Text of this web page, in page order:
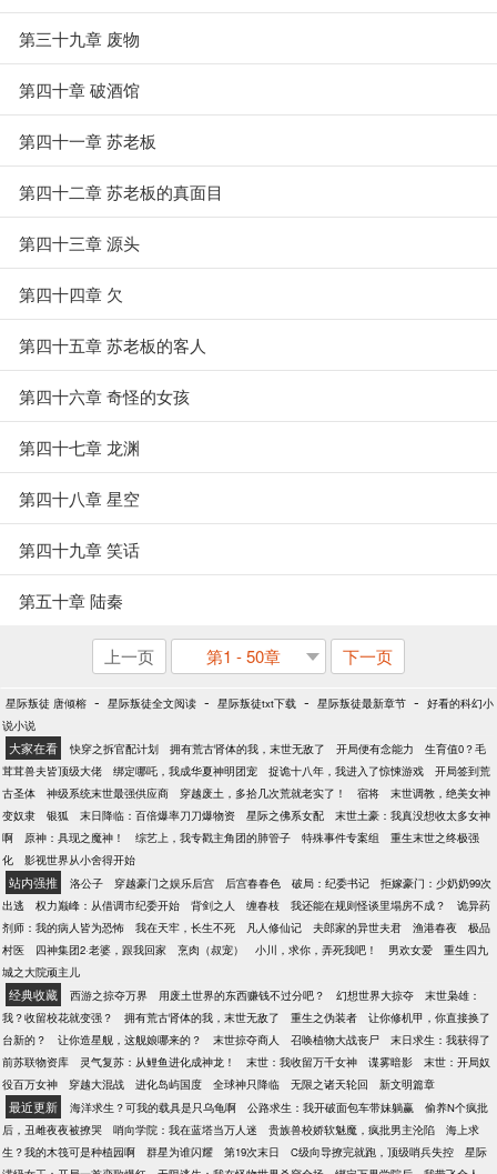
第三十九章 废物
第四十章 破酒馆
第四十一章 苏老板
第四十二章 苏老板的真面目
第四十三章 源头
第四十四章 欠
第四十五章 苏老板的客人
第四十六章 奇怪的女孩
第四十七章 龙渊
第四十八章 星空
第四十九章 笑话
第五十章 陆秦
上一页 第1 - 50章 下一页
星际叛徒 唐倾榕 - 星际叛徒全文阅读 - 星际叛徒txt下载 - 星际叛徒最新章节 - 好看的科幻小
说小说
大家在看 快穿之拆官配计划 拥有荒古肾体的我，末世无敌了 开局便有念能力
生育值0？毛
茸茸兽夫皆顶级大佬
绑定哪吒，我成华夏神明团宠 捉诡十八年，我进入了惊悚游戏
开局签到荒
古圣体
神级系统末世最强供应商 穿越废土，多拾几次荒就老实了！ 宿将
末世调教，绝美女神
变奴隶
银狐 末日降临：百倍爆率刀刀爆物资 星际之佛系女配
末世土豪：我真没想收太多女神
啊
原神：具现之魔神！ 综艺上，我专戳主角团的肺管子 特殊事件专案组
重生末世之终极强
化
影视世界从小舍得开始
站内强推 洛公子 穿越豪门之娱乐后宫 后宫春春色 破局：纪委书记
拒嫁豪门：少奶奶99次
出逃
权力巅峰：从借调市纪委开始 背剑之人 缠春枝 我还能在规则怪谈里塌房不成？
诡异药
剂师：我的病人皆为恐怖
我在天牢，长生不死 凡人修仙记 夫郎家的异世夫君 渔港春夜
极品
村医
四神集团2·老婆，跟我回家 烹肉（叔宠） 小川，求你，弄死我吧！ 男欢女爱
重生四九
城之大院顽主儿
经典收藏 西游之掠夺万界 用废土世界的东西赚钱不过分吧？ 幻想世界大掠夺
末世枭雄：
我？收留校花就变强？
拥有荒古肾体的我，末世无敌了 重生之伪装者
让你修机甲，你直接换了
台新的？
让你造星舰，这舰娘哪来的？ 末世掠夺商人 召唤植物大战丧尸
末日求生：我获得了
前苏联物资库
灵气复苏：从鲤鱼进化成神龙！ 末世：我收留万千女神 谍雾暗影
末世：开局奴
役百万女神
穿越大混战 进化岛屿国度 全球神只降临 无限之诸天轮回 新文明篇章
最近更新 海洋求生？可我的载具是只乌龟啊 公路求生：我开破面包车带妹躺赢
偷养N个疯批
后，丑雌夜夜被撩哭
哨向学院：我在蓝塔当万人迷 贵族兽校娇软魅魔，疯批男主沦陷
海上求
生？我的木筏可是种植园啊
群星为谁闪耀 第19次末日 C级向导撩完就跑，顶级哨兵失控
星际